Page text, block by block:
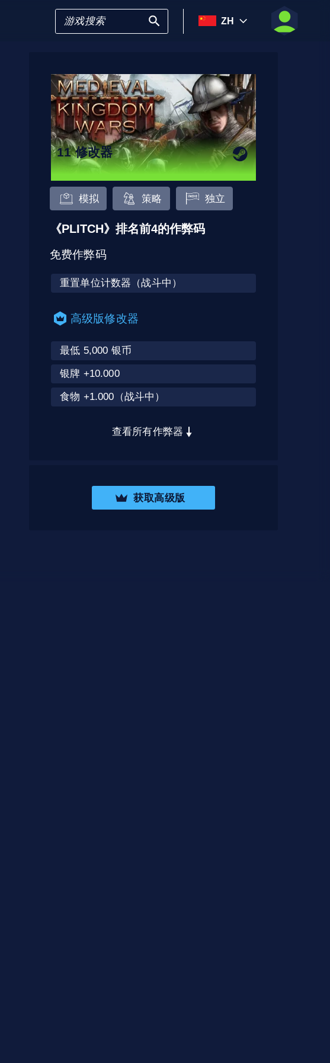
ZH
11 修改器
模拟 策略 独立
《PLITCH》排名前4的作弊码
免费作弊码
重置单位计数器（战斗中）
高级版修改器
最低 5,000 银币
银牌 +10.000
食物 +1.000（战斗中）
查看所有作弊器
获取高级版